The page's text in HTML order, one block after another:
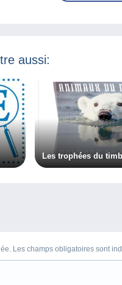
aussi:
Les trophées du
Les champs obligatoires sont